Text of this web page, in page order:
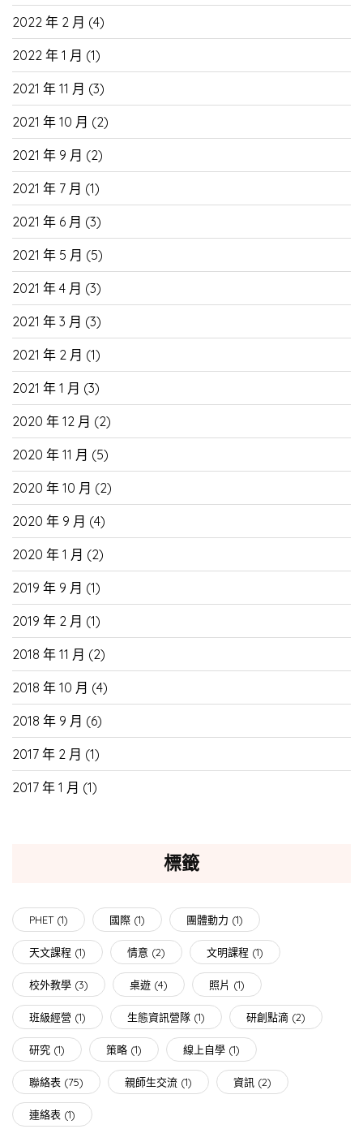
2022 年 2 月 (4)
2022 年 1 月 (1)
2021 年 11 月 (3)
2021 年 10 月 (2)
2021 年 9 月 (2)
2021 年 7 月 (1)
2021 年 6 月 (3)
2021 年 5 月 (5)
2021 年 4 月 (3)
2021 年 3 月 (3)
2021 年 2 月 (1)
2021 年 1 月 (3)
2020 年 12 月 (2)
2020 年 11 月 (5)
2020 年 10 月 (2)
2020 年 9 月 (4)
2020 年 1 月 (2)
2019 年 9 月 (1)
2019 年 2 月 (1)
2018 年 11 月 (2)
2018 年 10 月 (4)
2018 年 9 月 (6)
2017 年 2 月 (1)
2017 年 1 月 (1)
標籤
PHET(1) 國際 (1) 團體動力 (1)
天文課程 (1) 情意 (2) 文明課程 (1)
校外教學 (3) 桌遊 (4) 照片 (1)
班級經營 (1) 生態資訊營隊 (1) 研創點滴 (2)
研究 (1) 策略 (1) 線上自學 (1)
聯絡表 (75) 親師生交流 (1) 資訊 (2)
連絡表 (1)